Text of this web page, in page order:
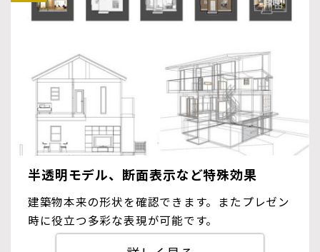
半透明モデル、断面表示など特殊効果
建築物本来の形状を確認できます。またプレゼン
時に役立つ多彩な表現が可能です。